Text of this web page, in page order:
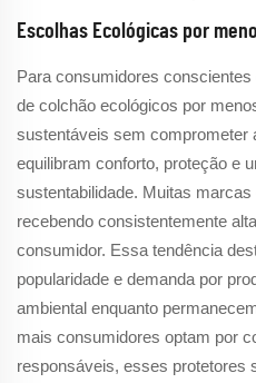
Escolhas Ecológicas por
Para consumidores
de colchão ecológicos por
sustentáveis sem comprometer
equilibram conforto, proteção e
sustentabilidade. Muitas
recebendo consistentemente
consumidor. Essa tendência
popularidade e demanda por
ambiental enquanto
mais consumidores optam por
responsáveis, esses protetores